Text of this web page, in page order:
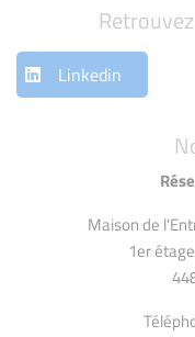
Maison de
1er
Linkedin